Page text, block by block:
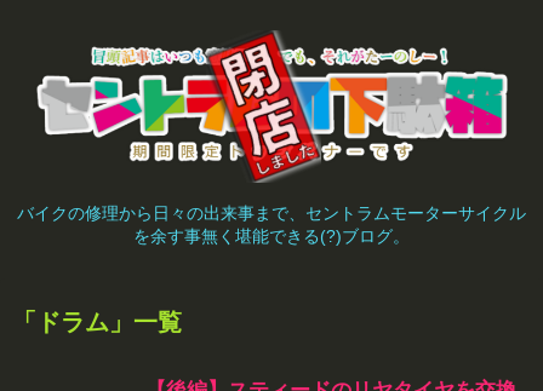
バイクの修理から日々の出来事まで、セントラムモーターサイクル
を余す事無く堪能できる(?)ブログ。
「 ドラム 」 一覧